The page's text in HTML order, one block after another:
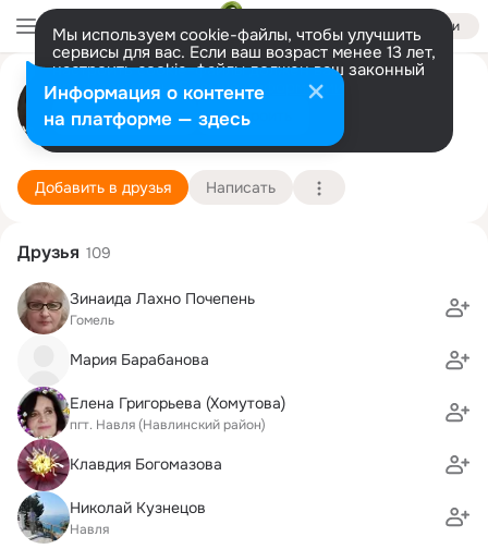
Войти
Мы используем cookie-файлы, чтобы улучшить
сервисы для вас. Если ваш возраст менее 13 лет,
настроить cookie-файлы должен ваш законный
представитель. Больше информации
Разрешить все Настроить
Татьяна Банникова (Драка)
Орёл 5 октября (68 лет)
Подробнее
Добавить в друзья Написать
Друзья 109
Зинаида Лахно Почепень
Гомель
Мария Барабанова
Елена Григорьева (Хомутова)
пгт. Навля (Навлинский район)
Клавдия Богомазова
Николай Кузнецов
Навля
Информация о контенте
на платформе — здесь